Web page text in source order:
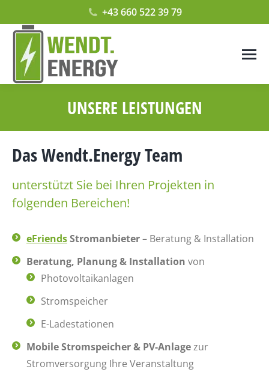
+43 660 522 39 79
UNSERE LEISTUNGEN
Das Wendt.Energy Team
unterstützt Sie bei Ihren Projekten in
folgenden Bereichen!
eFriendsStromanbieter– Beratung & Installation
Beratung, Planung & Installation von
Photovoltaikanlagen
Stromspeicher
E-Ladestationen
Mobile Stromspeicher& PV-Anlagezur
Stromversorgung Ihre Veranstaltung